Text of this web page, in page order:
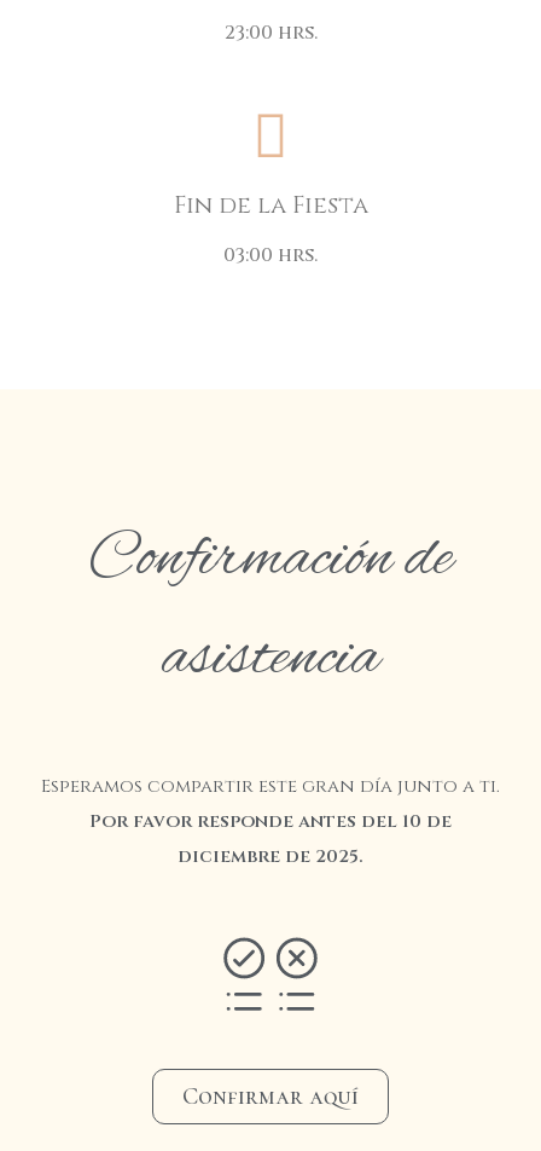
23:00 hrs.
Fin de la Fiesta
03:00 hrs.
Confirmación de
asistencia
Esperamos compartir este gran día junto a ti.
Por favor responde antes del 10 de
diciembre de 2025.
Confirmar aquí